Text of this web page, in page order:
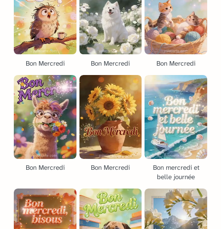
Bon Mercredi Bon Mercredi Bon Mercredi
Bon Mercredi Bon Mercredi
Bon mercredi et
belle journée